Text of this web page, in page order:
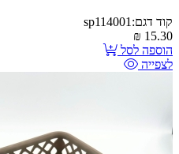
קוד דגם:sp114001
15.30
₪
הוספה לסל
לצפייה